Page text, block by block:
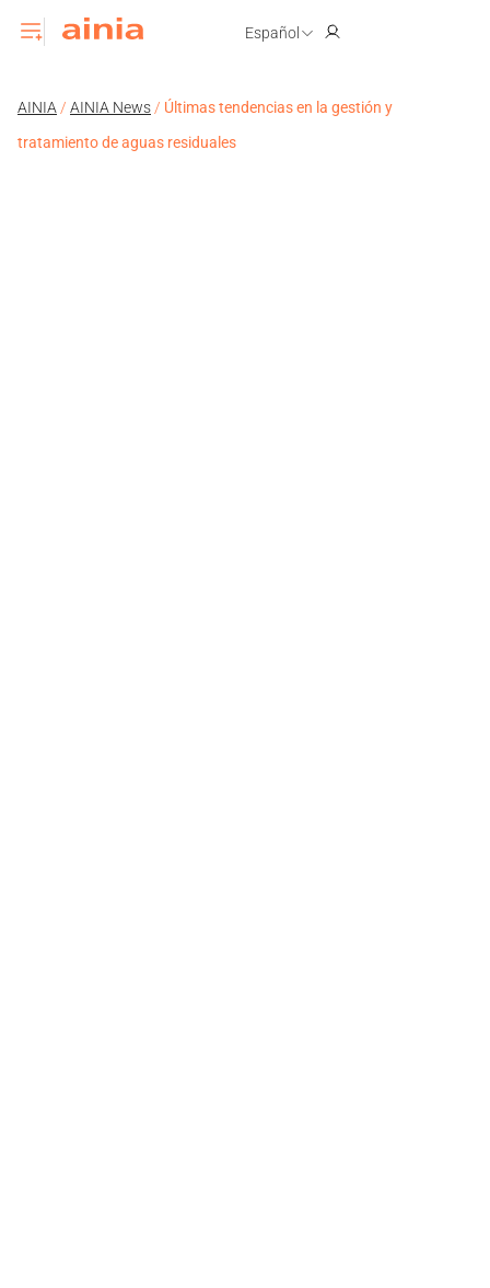
Español
AINIA / AINIA News / Últimas tendencias en la gestión y
tratamiento de aguas residuales